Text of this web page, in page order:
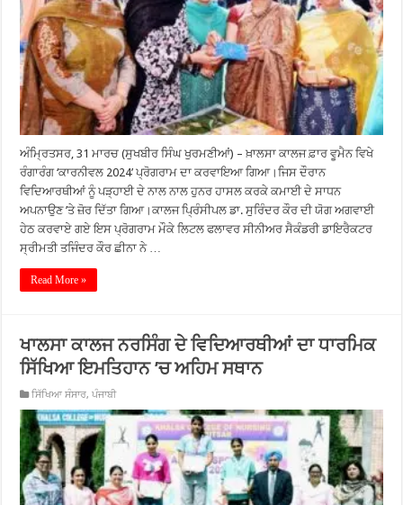
ਅੰਮ੍ਰਿਤਸਰ, 31 ਮਾਰਚ (ਸੁਖਬੀਰ ਸਿੰਘ ਖੁਰਮਣੀਆਂ) – ਖ਼ਾਲਸਾ ਕਾਲਜ ਫ਼ਾਰ ਵੂਮੈਨ ਵਿਖੇ
ਰੰਗਾਰੰਗ ‘ਕਾਰਨੀਵਲ 2024’ ਪ੍ਰੋਗਰਾਮ ਦਾ ਕਰਵਾਇਆ ਗਿਆ।ਜਿਸ ਦੌਰਾਨ
ਵਿਦਿਆਰਥੀਆਂ ਨੂੰ ਪੜ੍ਹਾਈ ਦੇ ਨਾਲ ਨਾਲ ਹੁਨਰ ਹਾਸਲ ਕਰਕੇ ਕਮਾਈ ਦੇ ਸਾਧਨ
ਅਪਨਾਉਣ ’ਤੇ ਜ਼ੋਰ ਦਿੱਤਾ ਗਿਆ।ਕਾਲਜ ਪ੍ਰਿੰਸੀਪਲ ਡਾ. ਸੁਰਿੰਦਰ ਕੌਰ ਦੀ ਯੋਗ ਅਗਵਾਈ
ਹੇਠ ਕਰਵਾਏ ਗਏ ਇਸ ਪ੍ਰੋਗਰਾਮ ਮੌਕੇ ਲਿਟਲ ਫਲਾਵਰ ਸੀਨੀਅਰ ਸੈਕੰਡਰੀ ਡਾਇਰੈਕਟਰ
ਸ੍ਰੀਮਤੀ ਤਜਿੰਦਰ ਕੌਰ ਛੀਨਾ ਨੇ …
Read More »
ਖਾਲਸਾ ਕਾਲਜ ਨਰਸਿੰਗ ਦੇ ਵਿਦਿਆਰਥੀਆਂ ਦਾ ਧਾਰਮਿਕ
ਸਿੱਖਿਆ ਇਮਤਿਹਾਨ ’ਚ ਅਹਿਮ ਸਥਾਨ
ਸਿੱਖਿਆ ਸੰਸਾਰ,ਪੰਜਾਬੀ